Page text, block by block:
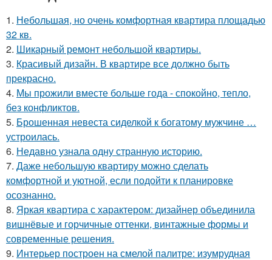
1. Небольшая, но очень комфортная квартира площадью
32 кв.
2. Шикарный ремонт небольшой квартиры.
3. Красивый дизайн. В квартире все должно быть
прекрасно.
4. Мы прожили вместе больше года - спокойно, тепло,
без конфликтов.
5. Брошенная невеста сиделкой к богатому мужчине …
устроилась.
6. Недавно узнала одну странную историю.
7. Даже небольшую квартиру можно сделать
комфортной и уютной, если подойти к планировке
осознанно.
8. Яркая квартира с характером: дизайнер объединила
вишнёвые и горчичные оттенки, винтажные формы и
современные решения.
9. Интерьер построен на смелой палитре: изумрудная